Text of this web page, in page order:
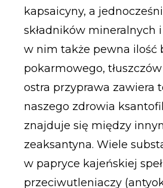
kapsaicyny, a
składników mineralnych
w nim także pewna ilość
pokarmowego, tłuszczów
ostra przyprawa zawiera
naszego zdrowia
znajduje się między
zeaksantyna. Wiele
w papryce kajeńskiej
przeciwutleniaczy